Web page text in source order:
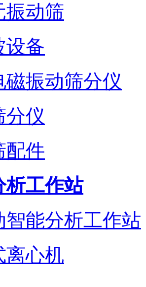
振动筛
设备
磁振动筛分仪
分仪
配件
析工作站
智能分析工作站
离心机